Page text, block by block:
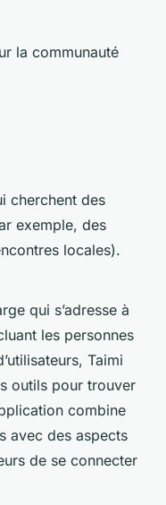
la communauté
cherchent des
exemple, des
locales).
qui s’adresse à
les personnes
Taimi
outils pour trouver
combine
avec des aspects
de se connecter